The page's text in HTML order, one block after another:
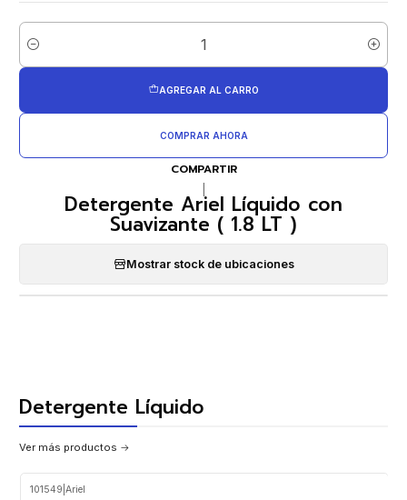
Cantidad
AGREGAR AL CARRO
COMPRAR AHORA
COMPARTIR
Detergente Ariel Líquido con
Suavizante ( 1.8 LT )
Mostrar stock de ubicaciones
Detergente Líquido
Ver más productos
101549 Ariel